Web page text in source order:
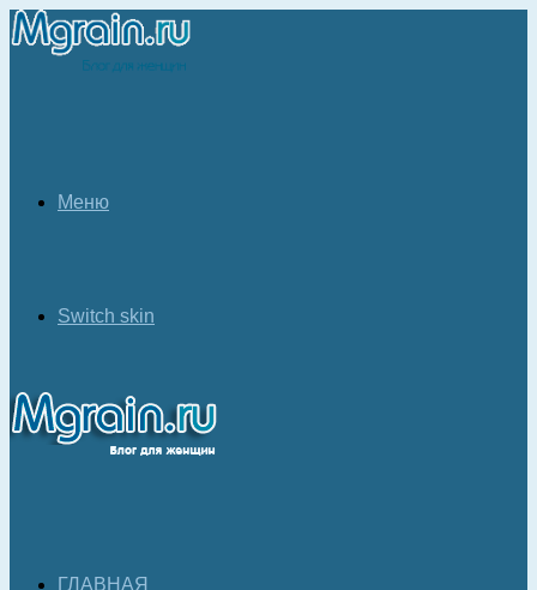
Меню
Switch skin
ГЛАВНАЯ